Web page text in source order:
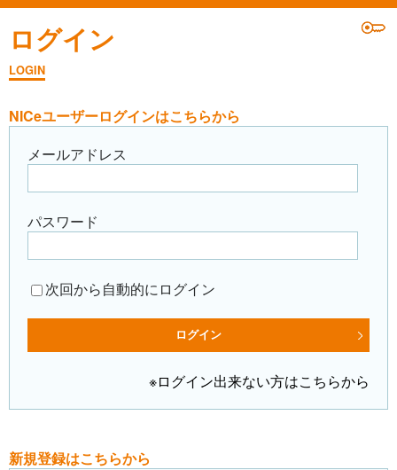
ログイン
LOGIN
NICeユーザーログインはこちらから
メールアドレス
パスワード
次回から自動的にログイン
※ログイン出来ない方はこちらから
新規登録はこちらから